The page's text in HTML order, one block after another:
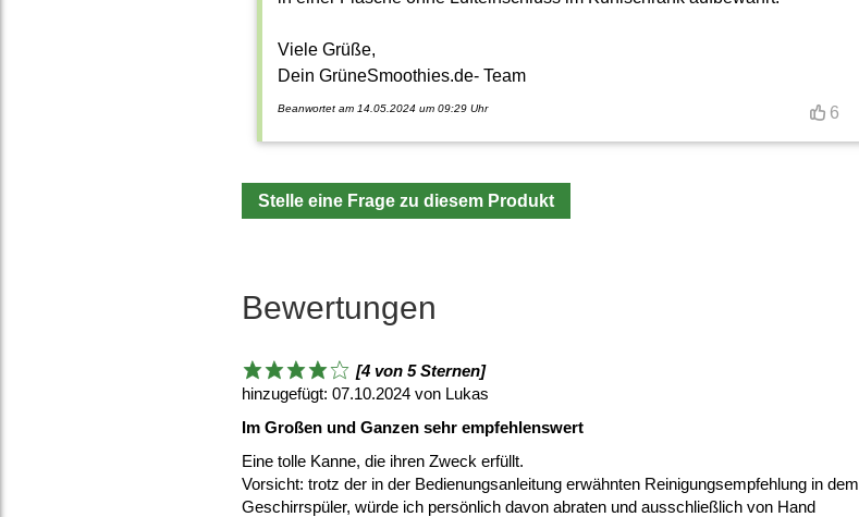
Viele Grüße,
Dein GrüneSmoothies.de- Team
Beanwortet am 14.05.2024 um 09:29 Uhr 6
Stelle eine Frage zu diesem Produkt
Bewertungen
[4 von 5 Sternen]
hinzugefügt: 07.10.2024 von Lukas
Im Großen und Ganzen sehr empfehlenswert
Eine tolle Kanne, die ihren Zweck erfüllt.
Vorsicht: trotz der in der Bedienungsanleitung erwähnten Reinigungsempfehlung in dem
Geschirrspüler, würde ich persönlich davon abraten und ausschließlich von Hand